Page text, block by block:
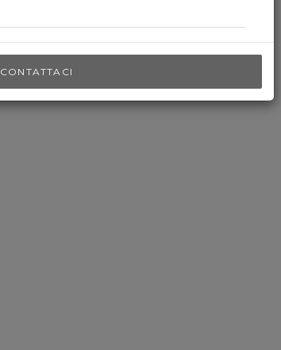
CONTATTACI